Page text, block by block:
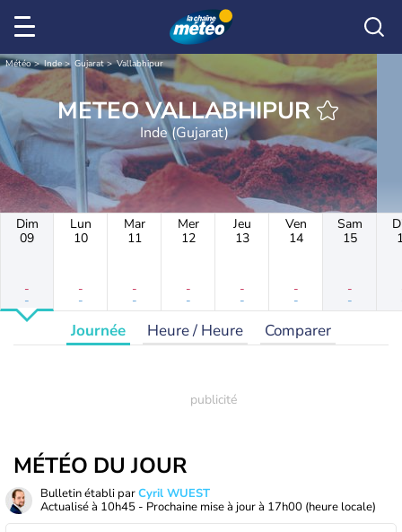
Météo Inde Gujarat Vallabhipur
METEO VALLABHIPUR
Inde (Gujarat)
Dim
09
-
-
Lun
10
-
-
Mar
11
-
-
Mer
12
-
-
Jeu
13
-
-
Ven
14
-
-
Sam
15
-
-
Journée Heure / Heure Comparer
MÉTÉO DU JOUR
Bulletin établi parCyril WUEST
Actualisé à 10h45 - Prochaine mise à jour à 17h00 (heure locale)